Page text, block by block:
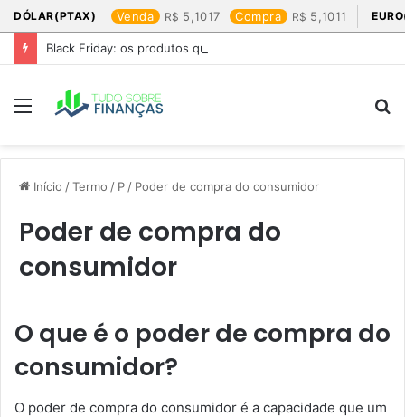
DÓLAR(PTAX) Venda 5,1017 Compra 5,1011
Black Friday: os produtos que mais valem a pena
Menu
Início /Termo / P / Poder de compra do consumidor
Poder de compra do
consumidor
O que é o poder de compra do
consumidor?
O poder de compra do consumidor é a capacidade que um